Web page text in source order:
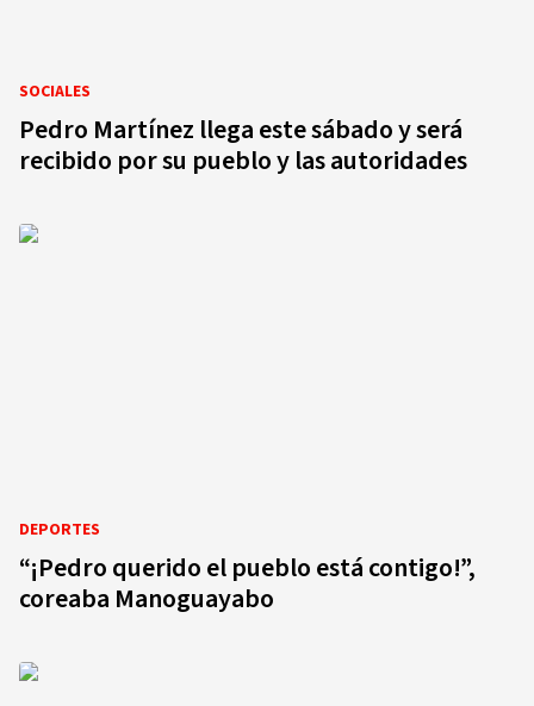
SOCIALES
Pedro Martínez llega este sábado y será
recibido por su pueblo y las autoridades
DEPORTES
“¡Pedro querido el pueblo está contigo!”,
coreaba Manoguayabo